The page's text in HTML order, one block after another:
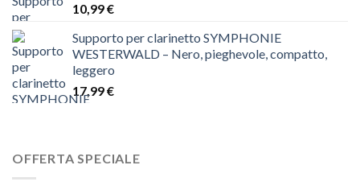
10,99€
Supporto per clarinetto SYMPHONIE
WESTERWALD – Nero, pieghevole, compatto,
leggero
17,99€
OFFERTA SPECIALE